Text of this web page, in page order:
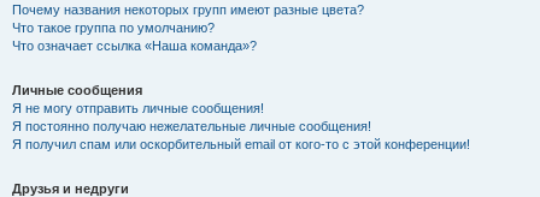
Почему названия некоторых групп имеют разные цвета?
Что такое группа по умолчанию?
Что означает ссылка «Наша команда»?
Личные сообщения
Я не могу отправить личные сообщения!
Я постоянно получаю нежелательные личные сообщения!
Я получил спам или оскорбительный email от кого-то с этой конференции!
Друзья и недруги